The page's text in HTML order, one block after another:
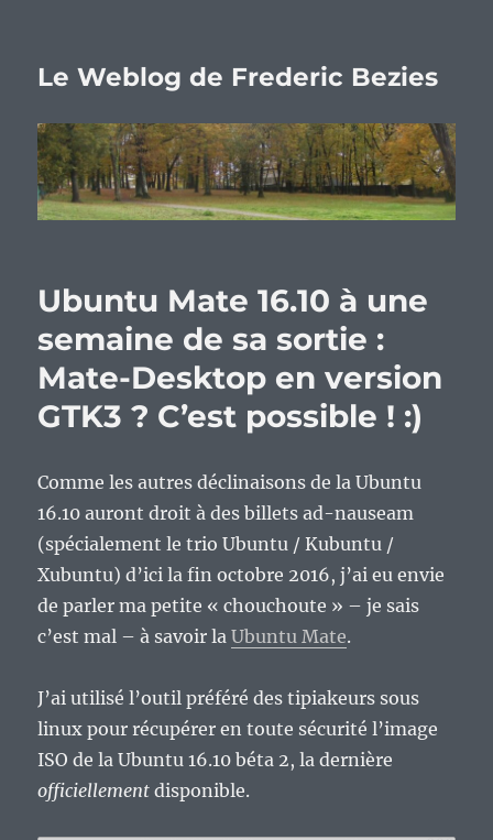
Le Weblog de Frederic Bezies
Ubuntu Mate 16.10 à une
semaine de sa sortie :
Mate-Desktop en version
GTK3 ? C’est possible ! :)
Comme les autres déclinaisons de la Ubuntu
16.10 auront droit à des billets ad-nauseam
(spécialement le trio Ubuntu / Kubuntu /
Xubuntu) d’ici la fin octobre 2016, j’ai eu envie
de parler ma petite « chouchoute » – je sais
c’est mal – à savoir laUbuntu Mate.
J’ai utilisé l’outil préféré des tipiakeurs sous
linux pour récupérer en toute sécurité l’image
ISO de la Ubuntu 16.10 béta 2, la dernière
officiellement disponible.